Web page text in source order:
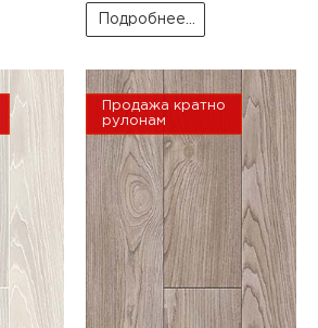
Подробнее...
Продажа кратно
рулонам